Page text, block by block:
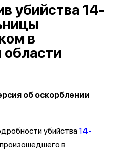
убийства 14-
в
об оскорблении
убийства14-
в